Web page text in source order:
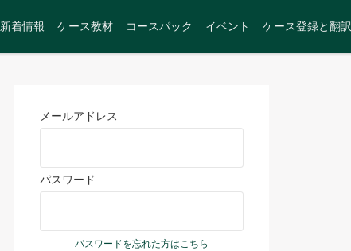
新着情報 ケース教材 コースパック イベント ケース登録と翻訳
メールアドレス
パスワード
パスワードを忘れた方はこちら